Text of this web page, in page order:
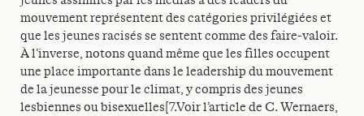
mouvement représentent des catégories privilégiées et
que les jeunes racisés se sentent comme des faire-valoir.
À l’inverse, notons quand même que les filles occupent
une place importante dans le leadership du mouvement
de la jeunesse pour le climat, y compris des jeunes
lesbiennes ou bisexuelles[7.Voir l’article de C. Wernaers,